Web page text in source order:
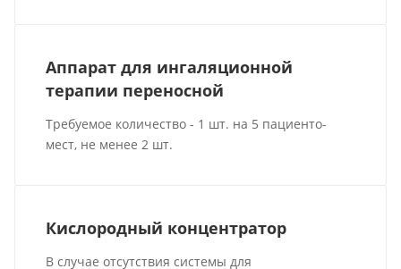
Аппарат для ингаляционной
терапии переносной
Требуемое количество - 1 шт. на 5 пациенто-
мест, не менее 2 шт.
Кислородный концентратор
В случае отсутствия системы для